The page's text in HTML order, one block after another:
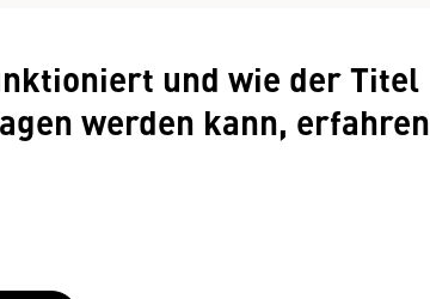
und wie der Titel
werden kann, erfahren